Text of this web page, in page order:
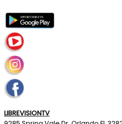
LIBREVISIONTV